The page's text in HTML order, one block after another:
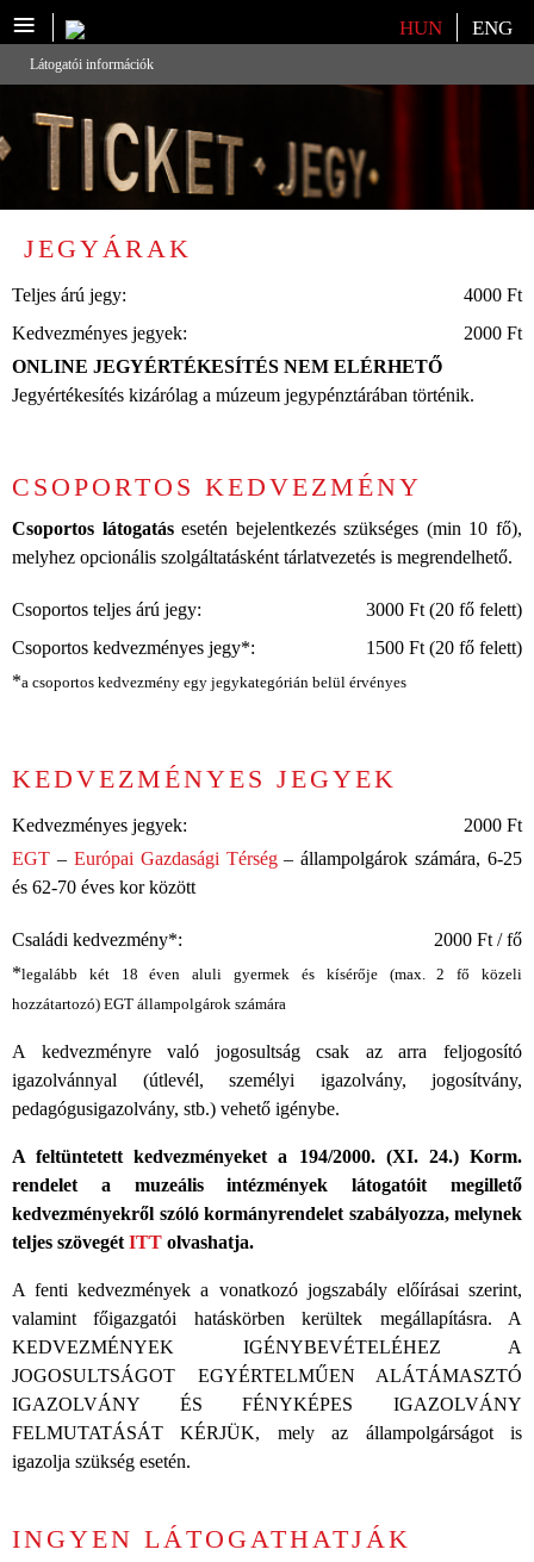
≡ Válasszon nyelvet
HUN ENG
Látogatói információk
JEGYÁRAK
Teljes árú jegy:
4000 Ft
Kedvezményes jegyek:
2000 Ft
ONLINE JEGYÉRTÉKESÍTÉS NEM ELÉRHETŐ
Jegyértékesítés kizárólag a múzeum jegypénztárában történik.
CSOPORTOS KEDVEZMÉNY
Csoportos látogatásesetén bejelentkezés szükséges (min 10 fő),
melyhez opcionális szolgáltatásként tárlatvezetés is megrendelhető.
Csoportos teljes árú jegy:
3000 Ft (20 fő felett)
Csoportos kedvezményes jegy*:
1500 Ft (20 fő felett)
*a csoportos kedvezmény egy jegykategórián belül érvényes
KEDVEZMÉNYES JEGYEK
Kedvezményes jegyek:
2000 Ft
EGT – Európai Gazdasági Térség– állampolgárok számára, 6-25
és 62-70 éves kor között
Családi kedvezmény*:
2000 Ft / fő
*legalább két 18 éven aluli gyermek és kísérője (max. 2 fő közeli
hozzátartozó) EGT állampolgárok számára
A kedvezményre való jogosultság csak az arra feljogosító
igazolvánnyal (útlevél, személyi igazolvány, jogosítvány,
pedagógusigazolvány, stb.) vehető igénybe.
A feltüntetett kedvezményeket a 194/2000. (XI. 24.) Korm.
rendelet a muzeális intézmények látogatóit megillető
kedvezményekről szóló kormányrendelet szabályozza, melynek
teljes szövegét ITT olvashatja.
A fenti kedvezmények a vonatkozó jogszabály előírásai szerint,
valamint főigazgatói hatáskörben kerültek megállapításra. A
KEDVEZMÉNYEK IGÉNYBEVÉTELÉHEZ A
JOGOSULTSÁGOT EGYÉRTELMŰEN ALÁTÁMASZTÓ
IGAZOLVÁNY ÉS FÉNYKÉPES IGAZOLVÁNY
FELMUTATÁSÁT KÉRJÜK, mely az állampolgárságot is
igazolja szükség esetén.
INGYEN LÁTOGATHATJÁK